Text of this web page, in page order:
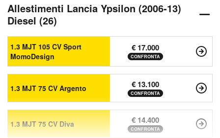
Allestimenti Lancia Ypsilon (2006-13)
Diesel (26)
1.3 MJT 105 CV Sport
MomoDesign
€ 17.000
CONFRONTA
1.3 MJT 75 CV Argento € 13.100
CONFRONTA
1.3 MJT 75 CV Diva € 14.400
CONFRONTA